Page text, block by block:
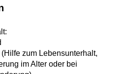
zum Lebensunterhalt,
im Alter oder bei